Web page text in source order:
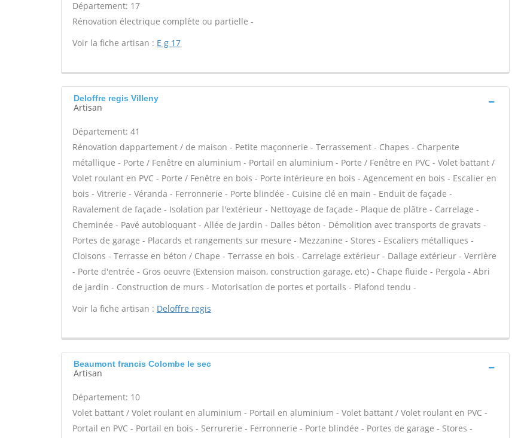
Département: 17
Rénovation électrique complète ou partielle -
Voir la fiche artisan : E g 17
Deloffre regis Villeny
Artisan
Département: 41
Rénovation dappartement / de maison - Petite maçonnerie - Terrassement - Chapes - Charpente
métallique - Porte / Fenêtre en aluminium - Portail en aluminium - Porte / Fenêtre en PVC - Volet battant /
Volet roulant en PVC - Porte / Fenêtre en bois - Porte intérieure en bois - Agencement en bois - Escalier en
bois - Vitrerie - Véranda - Ferronnerie - Porte blindée - Cuisine clé en main - Enduit de façade -
Ravalement de façade - Isolation par l'extérieur - Nettoyage de façade - Plaque de plâtre - Carrelage -
Cheminée - Pavé autobloquant - Allée de jardin - Dalles béton - Démolition avec transports de gravats -
Portes de garage - Placards et rangements sur mesure - Mezzanine - Stores - Escaliers métalliques -
Cloisons - Terrasse en béton / Chape - Terrasse en bois - Carrelage extérieur - Dallage extérieur - Verrière
- Porte d'entrée - Gros oeuvre (Extension maison, construction garage, etc) - Chape fluide - Pergola - Abri
de jardin - Construction de murs - Motorisation de portes et portails - Plafond tendu -
Voir la fiche artisan : Deloffre regis
Beaumont francis Colombe le sec
Artisan
Département: 10
Volet battant / Volet roulant en aluminium - Portail en aluminium - Volet battant / Volet roulant en PVC -
Portail en PVC - Portail en bois - Serrurerie - Ferronnerie - Porte blindée - Portes de garage - Stores -